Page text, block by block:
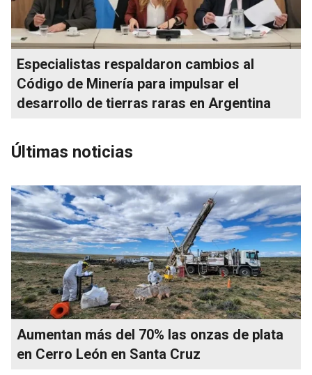
Especialistas respaldaron cambios al
Código de Minería para impulsar el
desarrollo de tierras raras en Argentina
Últimas noticias
Aumentan más del 70% las onzas de plata
en Cerro León en Santa Cruz